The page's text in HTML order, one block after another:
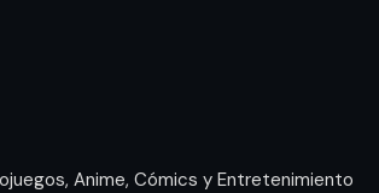
Anime, Cómics y Entretenimiento